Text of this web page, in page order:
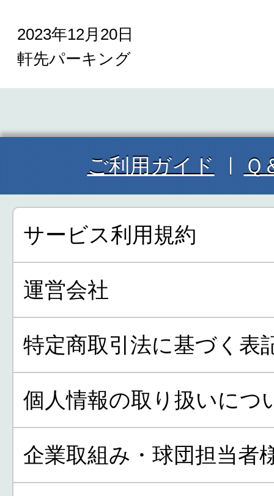
2023年12月20日
軒先パーキング
ご利用ガイド Ｑ
サービス利用規約
運営会社
特定商取引法に基づく表
個人情報の取り扱いにつ
企業取組み・球団担当者